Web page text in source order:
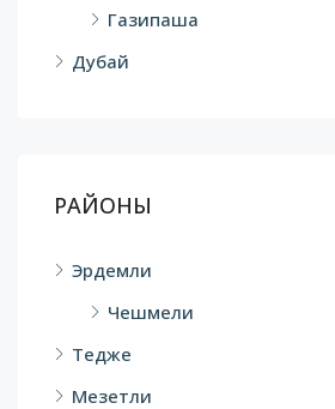
Газипаша
Дубай
РАЙОНЫ
Эрдемли
Чешмели
Тедже
Мезетли